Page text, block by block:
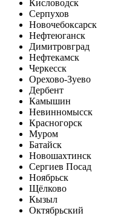
Кисловодск
Серпухов
Новочебоксарск
Нефтеюганск
Димитровград
Нефтекамск
Черкесск
Орехово-Зуево
Дербент
Камышин
Невинномысск
Красногорск
Муром
Батайск
Новошахтинск
Сергиев Посад
Ноябрьск
Щёлково
Кызыл
Октябрьский